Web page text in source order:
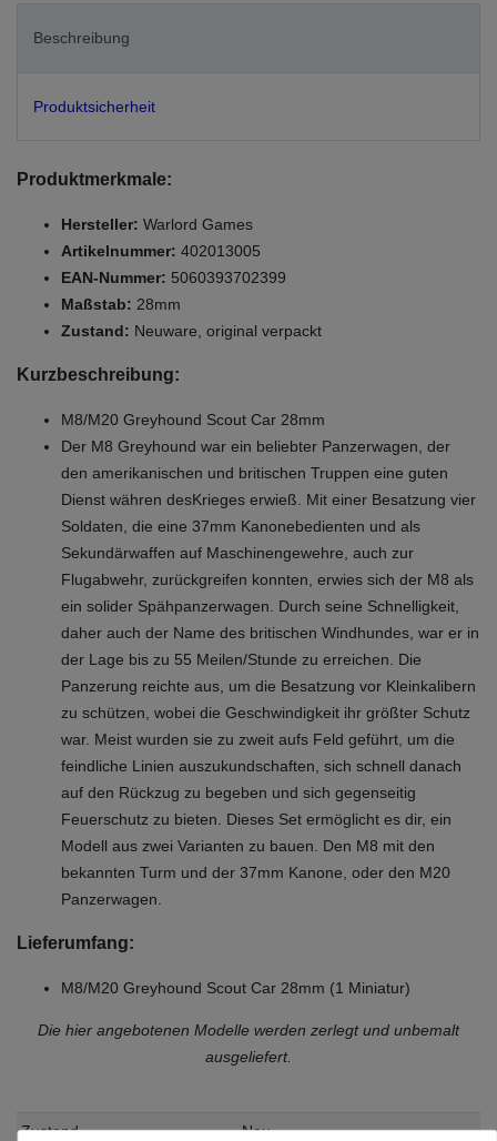
Beschreibung
Produktsicherheit
Produktmerkmale:
Hersteller: Warlord Games
Artikelnummer: 402013005
EAN-Nummer: 5060393702399
Maßstab: 28mm
Zustand: Neuware, original verpackt
Kurzbeschreibung:
M8/M20 Greyhound Scout Car 28mm
Der M8 Greyhound war ein beliebter Panzerwagen, der
den amerikanischen und britischen Truppen eine guten
Dienst währen desKrieges erwieß. Mit einer Besatzung vier
Soldaten, die eine 37mm Kanonebedienten und als
Sekundärwaffen auf Maschinengewehre, auch zur
Flugabwehr, zurückgreifen konnten, erwies sich der M8 als
ein solider Spähpanzerwagen. Durch seine Schnelligkeit,
daher auch der Name des britischen Windhundes, war er in
der Lage bis zu 55 Meilen/Stunde zu erreichen. Die
Panzerung reichte aus, um die Besatzung vor Kleinkalibern
zu schützen, wobei die Geschwindigkeit ihr größter Schutz
war. Meist wurden sie zu zweit aufs Feld geführt, um die
feindliche Linien auszukundschaften, sich schnell danach
auf den Rückzug zu begeben und sich gegenseitig
Feuerschutz zu bieten. Dieses Set ermöglicht es dir, ein
Modell aus zwei Varianten zu bauen. Den M8 mit den
bekannten Turm und der 37mm Kanone, oder den M20
Panzerwagen.
Lieferumfang:
M8/M20 Greyhound Scout Car 28mm (1 Miniatur)
Die hier angebotenen Modelle werden zerlegt und unbemalt
ausgeliefert.
Zustand Neu